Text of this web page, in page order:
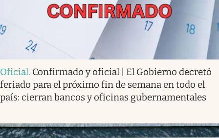
Oficial. Confirmado y oficial | El Gobierno decretó
feriado para el próximo fin de semana en todo el
país: cierran bancos y oficinas gubernamentales